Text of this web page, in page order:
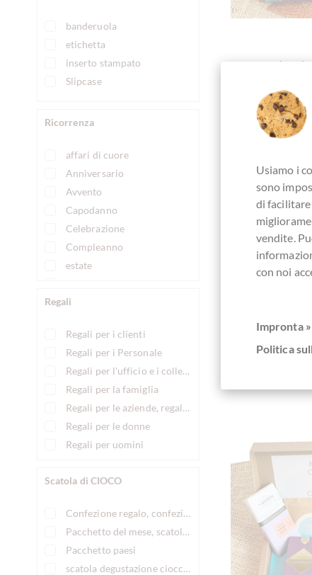
banderuola
etichetta
inserto stampato
Slipcase
Ricorrenza
affari di cuore
Anniversario
Avvento
Capodanno
Celebrazione
Compleanno
estate
Festa della mamma
Grazie mille !
Il giorno di San Nicola
Il giorno di San Valentino
Matrimonio
Natale
notte delle ragazze
Ospite presente
Regalo per uomo
Regali
Regali per i clienti
Regali per i Personale
Regali per l'ufficio e i colleghi
Regali per la famiglia
Regali per le aziende, regali aziendali
Regali per le donne
Regali per uomini
Scatola di CIOCO
Confezione regalo, confezione regalo di cioccolato
Pacchetto del mese, scatola di cioccolata del mese
Pacchetto paesi
scatola degustazione cioccolato a tema
Nur 100%
mit Erklärungen
Confronta
Usiamo i
sono
di facilitare
vendite.
con noi
Impronta »
Politica